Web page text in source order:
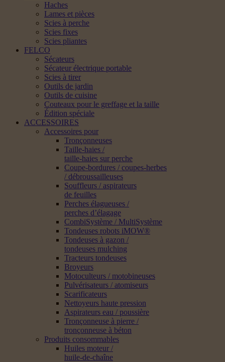
Haches
Lames et pièces
Scies à perche
Scies fixes
Scies pliantes
FELCO
Sécateurs
Sécateur électrique portable
Scies à tirer
Outils de jardin
Outils de cuisine
Couteaux pour le greffage et la taille
Édition spéciale
ACCESSOIRES
Accessoires pour
Tronçonneuses
Taille-haies /
taille-haies sur perche
Coupe-bordures / coupes-herbes
/ débroussailleuses
Souffleurs / aspirateurs
de feuilles
Perches élagueuses /
perches d’élagage
CombiSystème / MultiSystème
Tondeuses robots iMOW®
Tondeuses à gazon /
tondeuses mulching
Tracteurs tondeuses
Broyeurs
Motoculteurs / motobineuses
Pulvérisateurs / atomiseurs
Scarificateurs
Nettoyeurs haute pression
Aspirateurs eau / poussière
Tronçonneuse à pierre /
tronçonneuse à béton
Produits consommables
Huiles moteur /
huile-de-chaîne